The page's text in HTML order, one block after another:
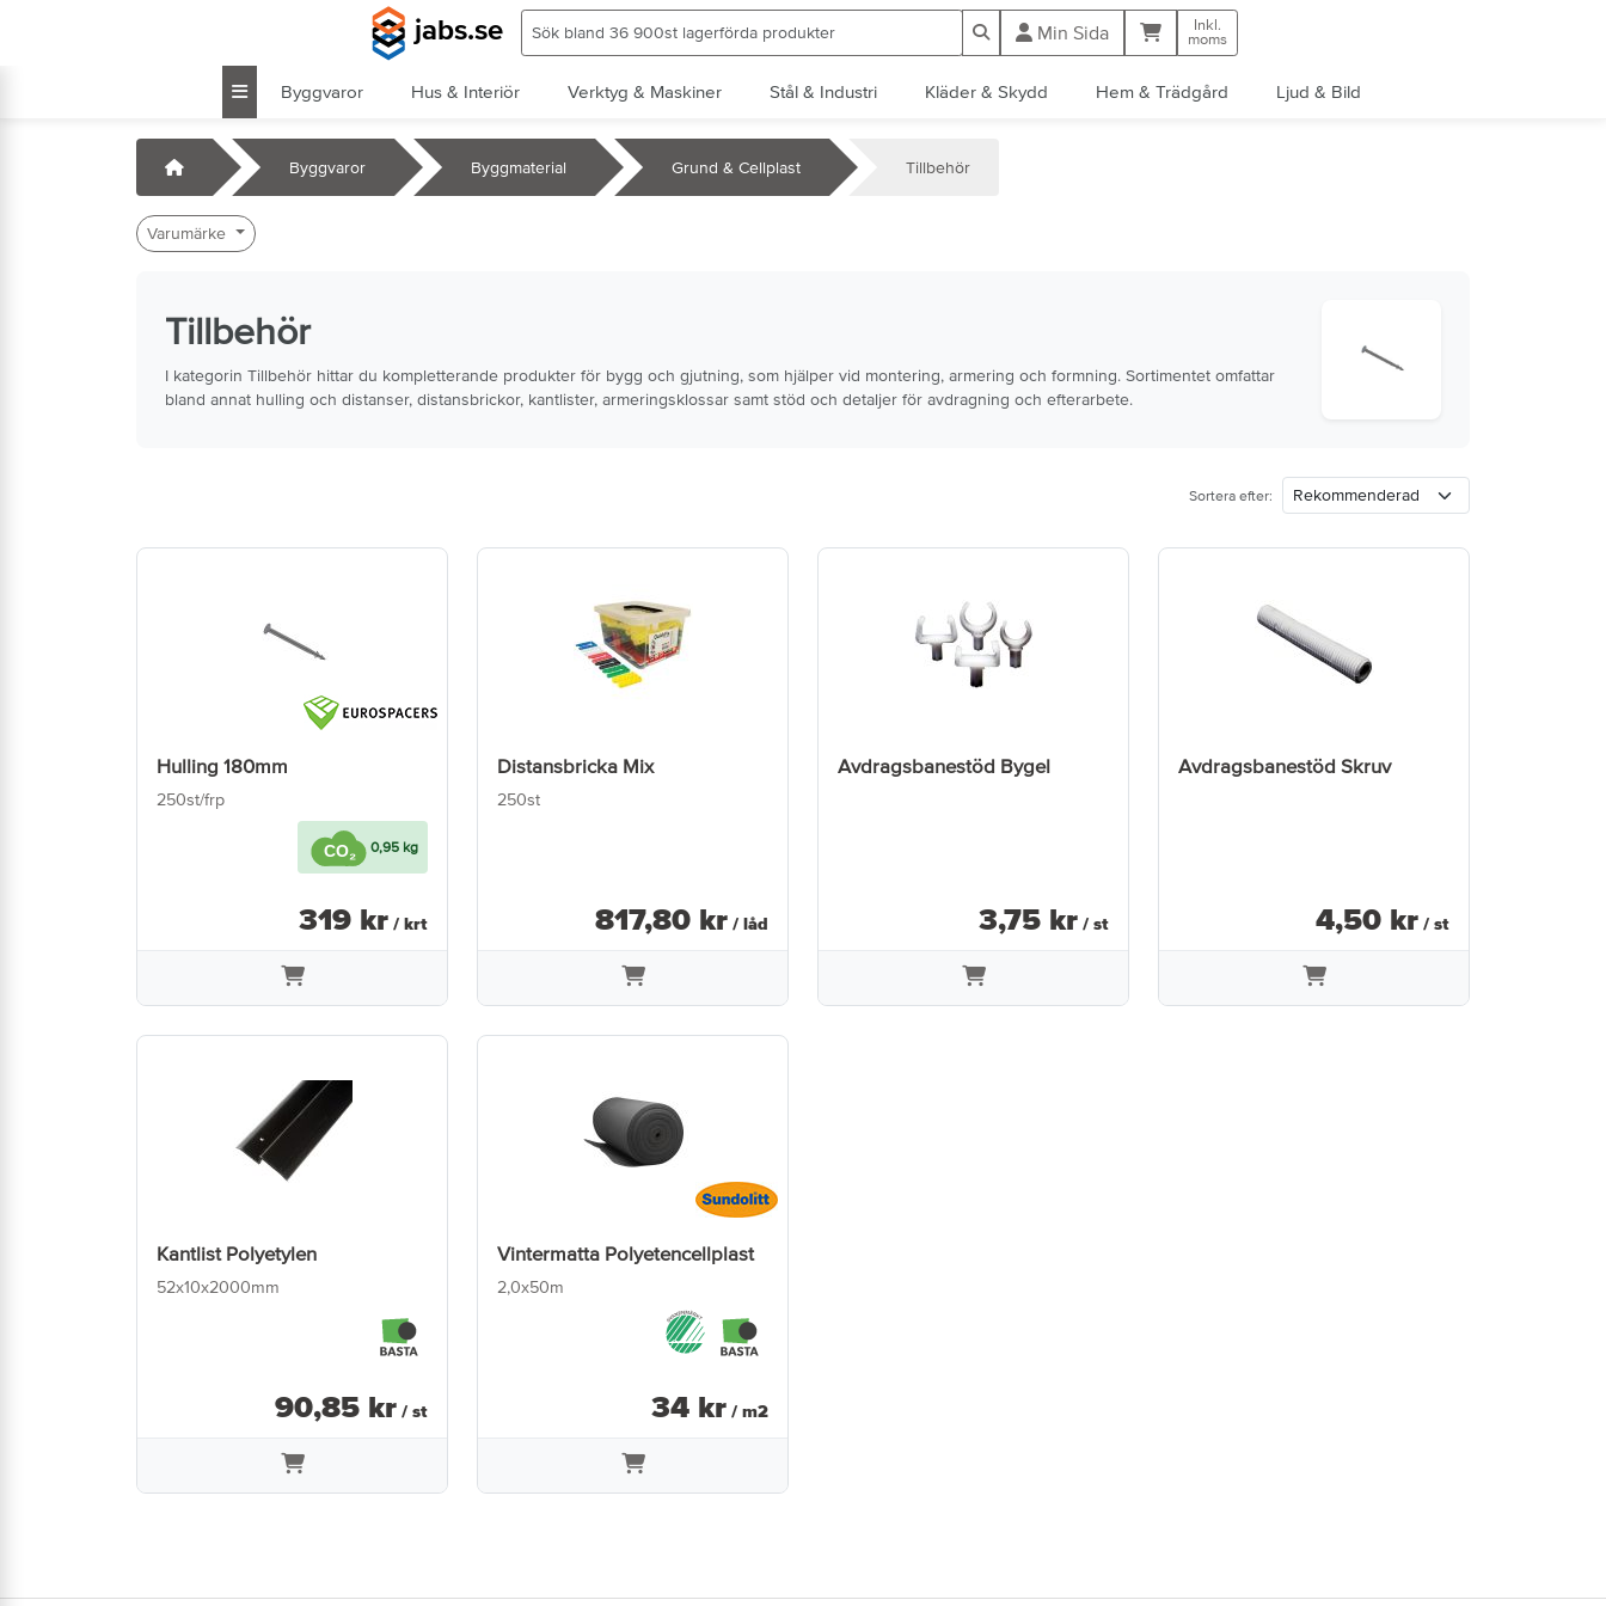
jabs.se Min Sida Kundvagn
Inkl.
moms
Byggvaror Hus & Interiör Verktyg & Maskiner Stål & Industri Kläder & Skydd Hem & Trädgård Ljud & Bild
Startsida Byggvaror Byggmaterial Grund & Cellplast Tillbehör
Varumärke
Tillbehör
I kategorin Tillbehör hittar du kompletterande produkter för bygg och gjutning, som hjälper vid montering, armering och formning. Sortimentet omfattar
bland annat hulling och distanser, distansbrickor, kantlister, armeringsklossar samt stöd och detaljer för avdragning och efterarbete.
Sortera efter:
Hulling 180mm
250st/frp
0,95 kg
319 kr / krt
Distansbricka Mix
250st
817,80 kr / låd
Avdragsbanestöd Bygel
3,75 kr / st
Avdragsbanestöd Skruv
4,50 kr / st
Kantlist Polyetylen
52x10x2000mm
90,85 kr / st
Vintermatta Polyetencellplast
2,0x50m
34 kr / m2